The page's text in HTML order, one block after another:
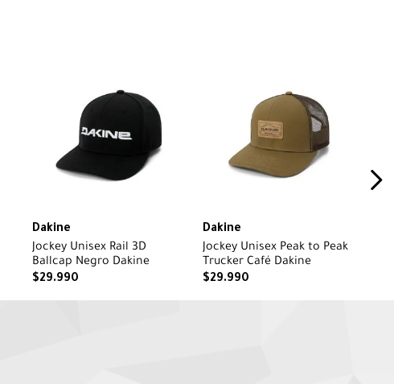
Dakine
Jockey Unisex Rail 3D
Ballcap Negro Dakine
$29.990
Dakine
Jockey Unisex Peak to Peak
Trucker Café Dakine
$29.990